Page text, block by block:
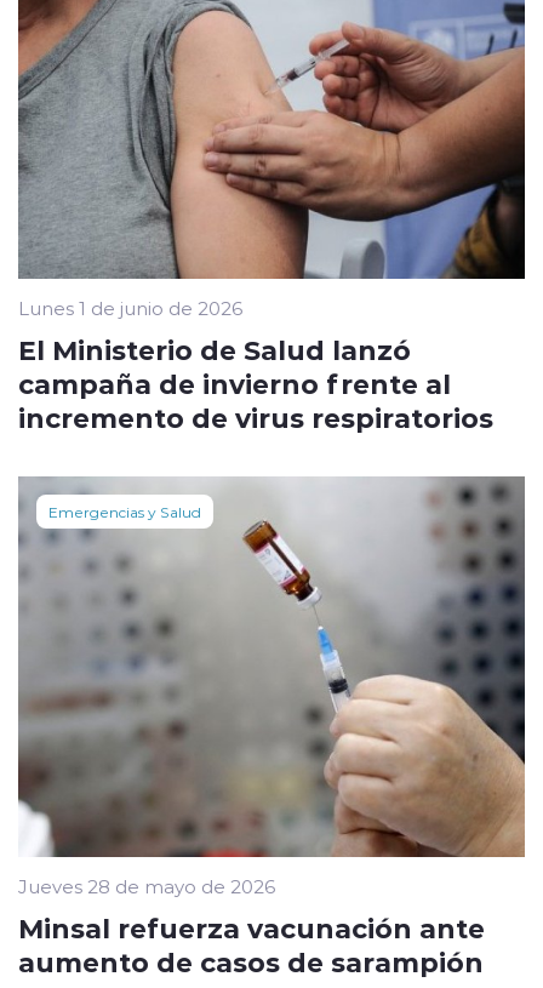
Lunes 1 de junio de 2026
El Ministerio de Salud lanzó
campaña de invierno frente al
incremento de virus respiratorios
Emergencias y Salud
Jueves 28 de mayo de 2026
Minsal refuerza vacunación ante
aumento de casos de sarampión